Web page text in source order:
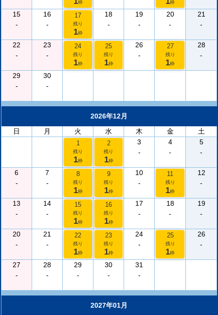
枠 枠
15
-
16
-
17
残り
1枠
18
-
19
-
20
-
21
-
22
-
23
-
24
残り
1枠
25
残り
1枠
26
-
27
残り
1枠
28
-
29
-
30
-
2026年12月
日
月 火 水 木 金 土
1
残り
1枠
2
残り
1枠
3
-
4
-
5
-
6
-
7
-
8
残り
1枠
9
残り
1枠
10
-
11
残り
1枠
12
-
13
-
14
-
15
残り
1枠
16
残り
1枠
17
-
18
-
19
-
20
-
21
-
22
残り
1枠
23
残り
1枠
24
-
25
残り
1枠
26
-
27
-
28
-
29
-
30
-
31
-
2027年01月